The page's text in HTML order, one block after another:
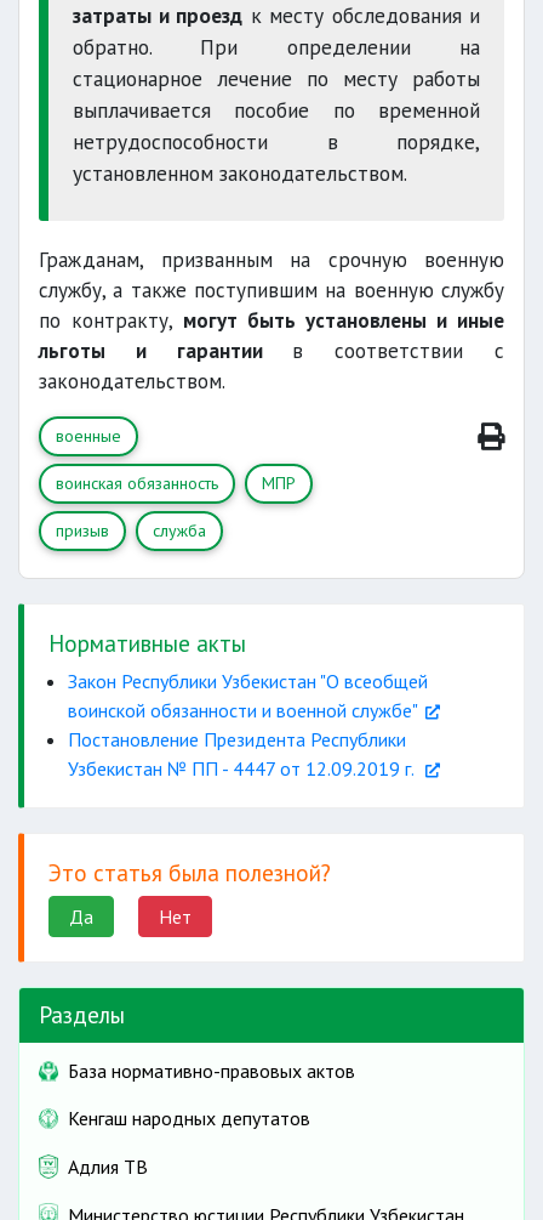
затраты и проезд к месту обследования и
обратно. При определении на
стационарное лечение по месту работы
выплачивается пособие по временной
нетрудоспособности в порядке,
установленном законодательством.
Гражданам, призванным на срочную военную
службу, а также поступившим на военную службу
по контракту, могут быть установлены и иные
льготы и гарантии в соответствии с
законодательством.
военные
воинская обязанность МПР
призыв служба
Нормативные акты
Закон Республики Узбекистан "О всеобщей
воинской обязанности и военной службе"
Постановление Президента Республики
Узбекистан № ПП - 4447 от 12.09.2019 г.
Это статья была полезной?
Да Нет
Разделы
База нормативно-правовых актов
Кенгаш народных депутатов
Адлия ТВ
Министерство юстиции Республики Узбекистан